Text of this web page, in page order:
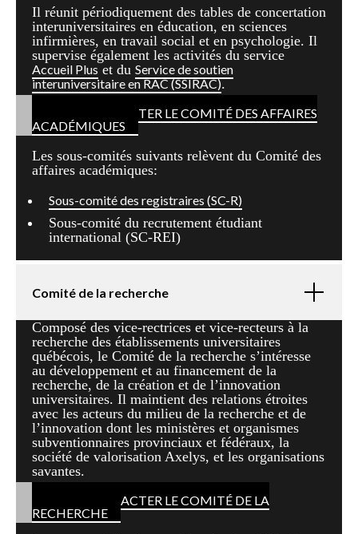
Il réunit périodiquement des tables de concertation
interuniversitaires en éducation, en sciences
infirmières, en travail social et en psychologie. Il
supervise également les activités du service
Accueil Plus et du Service de soutien
interuniversitaire en RAC (SSIRAC).
POUR CONTACTER LE COMITÉ DES AFFAIRES
ACADÉMIQUES
Les sous-comités suivants relèvent du Comité des
affaires académiques:
Sous-comité des registraires (SC-R)
Sous-comité du recrutement étudiant
international (SC-REI)
Comité de la recherche
Composé des vice-rectrices et vice-recteurs à la
recherche des établissements universitaires
québécois, le Comité de la recherche s’intéresse
au développement et au financement de la
recherche, de la création et de l’innovation
universitaires. Il maintient des relations étroites
avec les acteurs du milieu de la recherche et de
l’innovation dont les ministères et organismes
subventionnaires provinciaux et fédéraux, la
société de valorisation Axelys, et les organisations
savantes.
POUR CONTACTER LE COMITÉ DE LA
RECHERCHE